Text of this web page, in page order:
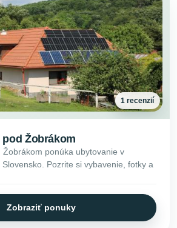
1 recenzií
Žobrákom
Žobrákom ponúka ubytovanie v
Pozrite si vybavenie, fotky a
Zobraziť ponuky